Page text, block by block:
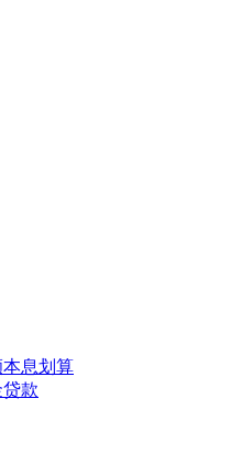
息划算
款